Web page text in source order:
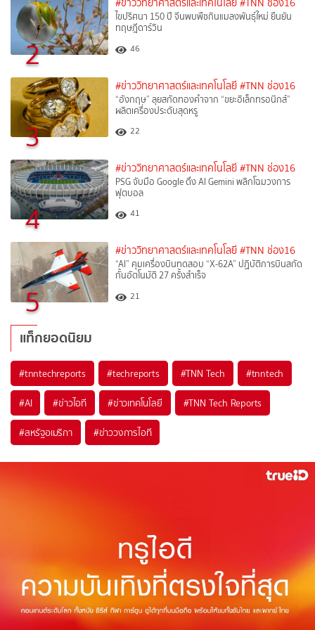
2
#ข่าววิทยาศาสตร์และเทคโนโลยี #TNN ช่อง16
ไขปริศนา 150 ปี จีนพบพืชกินแมลงพันธุ์ใหม่ ยืนยัน
ทฤษฎีดาร์วิน
46
3
#ข่าววิทยาศาสตร์และเทคโนโลยี #TNN ช่อง16
“อังกฤษ” ลุยสกัดทองคำจาก “ขยะอิเล็กทรอนิกส์”
ผลิตเครื่องประดับสุดหรู
22
4
#ข่าววิทยาศาสตร์และเทคโนโลยี #TNN ช่อง16
PSG จับมือ Google ดึง AI Gemini พลิกโฉมวงการ
ฟุตบอล
41
5
#ข่าววิทยาศาสตร์และเทคโนโลยี #TNN ช่อง16
“AI” คุมเครื่องบินทดสอบ “X-62A” ปฏิบัติการบินสกัด
กั้นอัตโนมัติ 27 ครั้งสำเร็จ
21
แท็กยอดนิยม
#tnntechreports #techreports #TNN Tech #tnntech
#AI #ข่าวไอที #ข่าวเทคโนโลยี #TNN Tech Reports
#สหรัฐอเมริกา #ข่าววงการไอที